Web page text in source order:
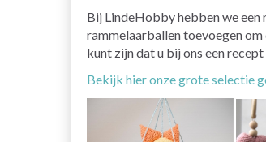
Bij LindeHobby hebben we een
rammelaarballen toevoegen
kunt zijn dat u bij ons een
Bekijk hier onze grote selectie